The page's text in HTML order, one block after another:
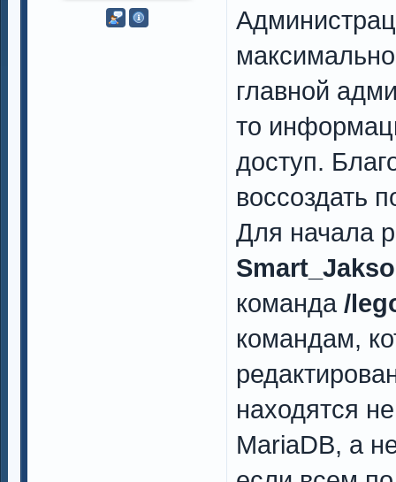
главной
то
доступ.
воссоздать
Для начала
команда /
командам,
находятся
MariaDB, а